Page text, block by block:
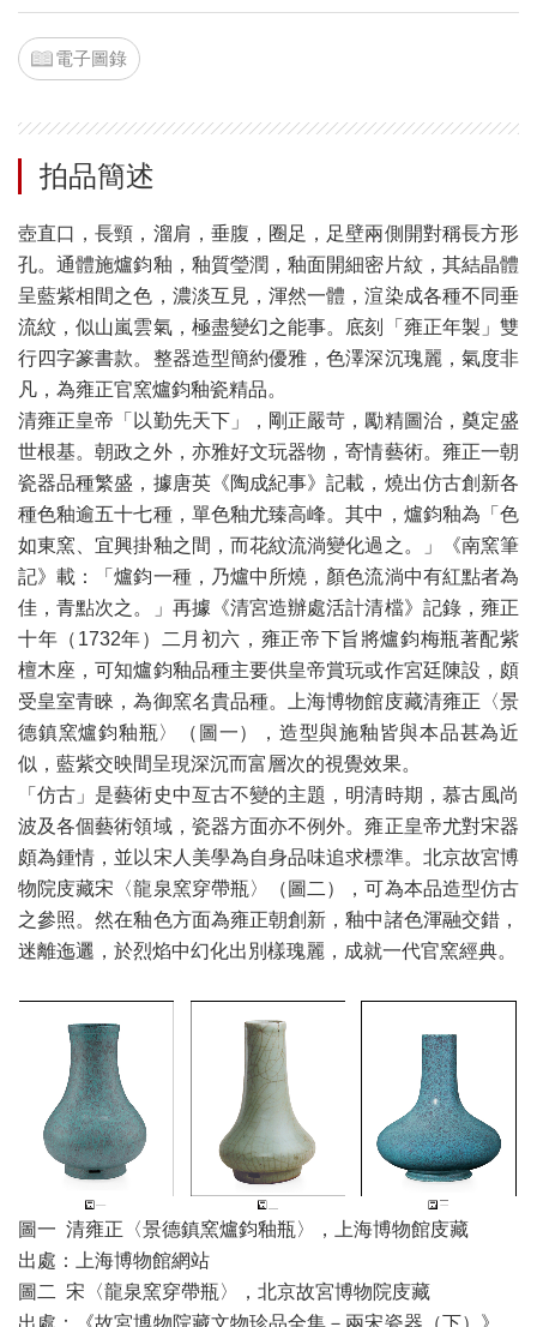
電子圖錄
拍品簡述
壺直口，長頸，溜肩，垂腹，圈足，足壁兩側開對稱長方形
孔。通體施爐鈞釉，釉質瑩潤，釉面開細密片紋，其結晶體
呈藍紫相間之色，濃淡互見，渾然一體，渲染成各種不同垂
流紋，似山嵐雲氣，極盡變幻之能事。底刻「雍正年製」雙
行四字篆書款。整器造型簡約優雅，色澤深沉瑰麗，氣度非
凡，為雍正官窯爐鈞釉瓷精品。
清雍正皇帝「以勤先天下」，剛正嚴苛，勵精圖治，奠定盛
世根基。朝政之外，亦雅好文玩器物，寄情藝術。雍正一朝
瓷器品種繁盛，據唐英《陶成紀事》記載，燒出仿古創新各
種色釉逾五十七種，單色釉尤臻高峰。其中，爐鈞釉為「色
如東窯、宜興掛釉之間，而花紋流淌變化過之。」《南窯筆
記》載：「爐鈞一種，乃爐中所燒，顏色流淌中有紅點者為
佳，青點次之。」再據《清宮造辦處活計清檔》記錄，雍正
十年（1732年）二月初六，雍正帝下旨將爐鈞梅瓶著配紫
檀木座，可知爐鈞釉品種主要供皇帝賞玩或作宮廷陳設，頗
受皇室青睞，為御窯名貴品種。上海博物館庋藏清雍正〈景
德鎮窯爐鈞釉瓶〉（圖一），造型與施釉皆與本品甚為近
似，藍紫交映間呈現深沉而富層次的視覺效果。
「仿古」是藝術史中亙古不變的主題，明清時期，慕古風尚
波及各個藝術領域，瓷器方面亦不例外。雍正皇帝尤對宋器
頗為鍾情，並以宋人美學為自身品味追求標準。北京故宮博
物院庋藏宋〈龍泉窯穿帶瓶〉（圖二），可為本品造型仿古
之參照。然在釉色方面為雍正朝創新，釉中諸色渾融交錯，
迷離迤邐，於烈焰中幻化出別樣瑰麗，成就一代官窯經典。
圖一 清雍正〈景德鎮窯爐鈞釉瓶〉，上海博物館庋藏
出處：上海博物館網站
圖二 宋〈龍泉窯穿帶瓶〉，北京故宮博物院庋藏
出處：《故宮博物院藏文物珍品全集－兩宋瓷器（下）》，